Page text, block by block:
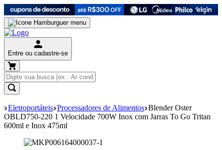
Entre ou cadastre-se
Eletroportáteis Processadores de Alimentos Blender Oster
OBLD750-220 1 Velocidade 700W Inox com Jarras To Go Tritan
600ml e Inox 475ml